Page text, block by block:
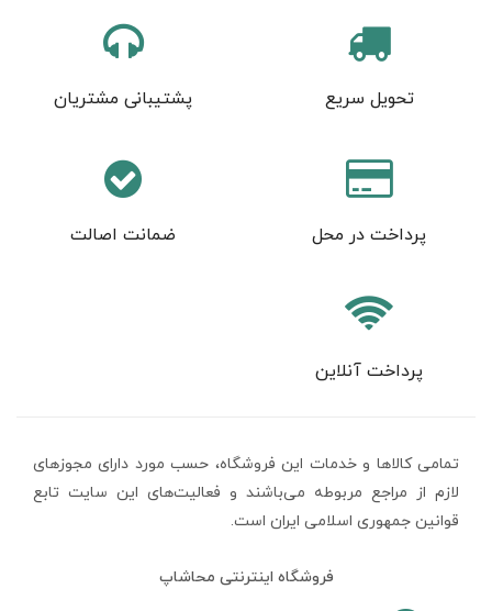
تحویل سریع پشتیبانی مشتریان
پرداخت در محل ضمانت اصالت
پرداخت آنلاین
تمامی كالاها و خدمات اين فروشگاه، حسب مورد دارای مجوزهای
لازم از مراجع مربوطه می‌باشند و فعاليت‌های اين سايت تابع
قوانين جمهوری اسلامی ایران است.
فروشگاه اینترنتی محاشاپ